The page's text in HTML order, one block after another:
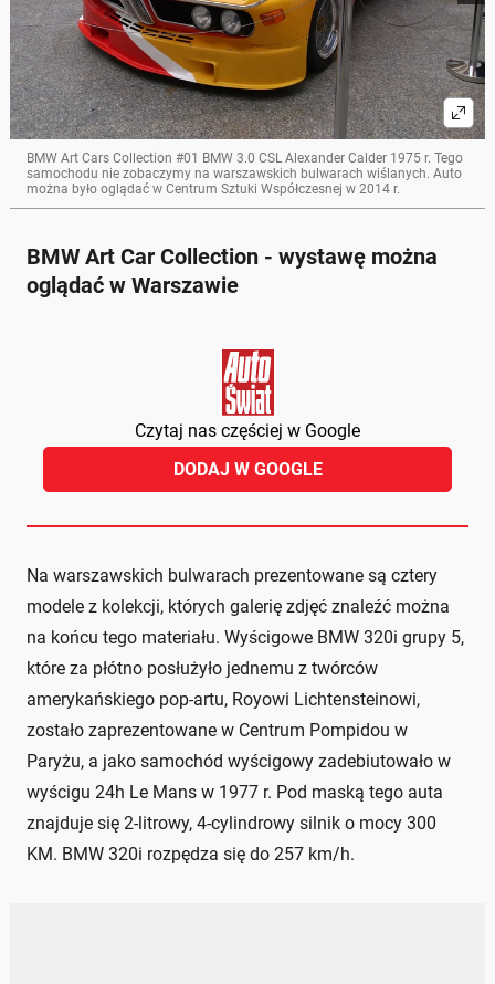
BMW Art Cars Collection #01 BMW 3.0 CSL Alexander Calder 1975 r. Tego
samochodu nie zobaczymy na warszawskich bulwarach wiślanych. Auto
można było oglądać w Centrum Sztuki Współczesnej w 2014 r.
BMW Art Car Collection - wystawę można
oglądać w Warszawie
Czytaj nas częściej w Google
DODAJ W GOOGLE
Na warszawskich bulwarach prezentowane są cztery
modele z kolekcji, których galerię zdjęć znaleźć można
na końcu tego materiału. Wyścigowe BMW 320i grupy 5,
które za płótno posłużyło jednemu z twórców
amerykańskiego pop-artu, Royowi Lichtensteinowi,
zostało zaprezentowane w Centrum Pompidou w
Paryżu, a jako samochód wyścigowy zadebiutowało w
wyścigu 24h Le Mans w 1977 r. Pod maską tego auta
znajduje się 2-litrowy, 4-cylindrowy silnik o mocy 300
KM. BMW 320i rozpędza się do 257 km/h.